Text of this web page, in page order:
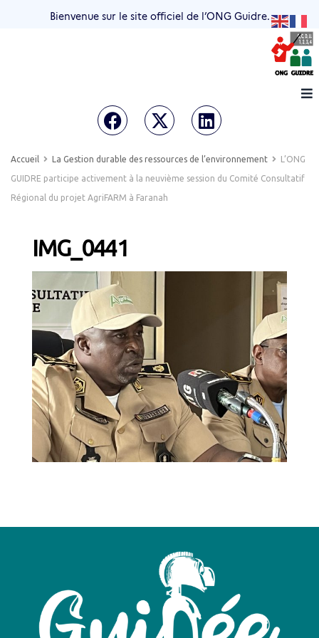
Bienvenue sur le site officiel de l’ONG Guidre.
Accueil La Gestion durable des ressources de l’environnement L’ONG
GUIDRE participe activement à la neuvième session du Comité Consultatif
Régional du projet AgriFARM à Faranah
IMG_0441